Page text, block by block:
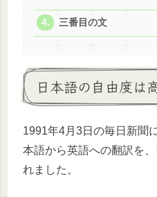
三番目の文
日本語の自由度は
1991年4月3日の毎日新聞
本語から英語への翻訳を
れました。